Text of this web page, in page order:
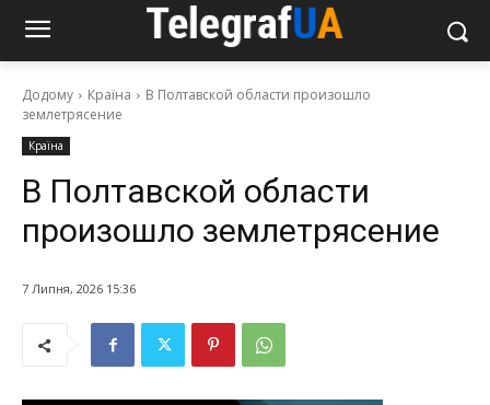
Додому Країна
В Полтавской области произошло
землетрясение
Країна
В Полтавской области
произошло землетрясение
7 Липня, 2026 15:36